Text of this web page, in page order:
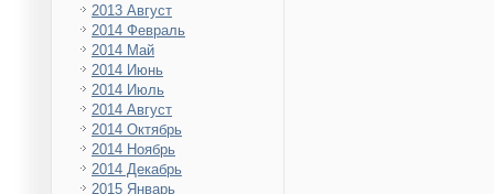
2013 Август
2014 Февраль
2014 Май
2014 Июнь
2014 Июль
2014 Август
2014 Октябрь
2014 Ноябрь
2014 Декабрь
2015 Январь